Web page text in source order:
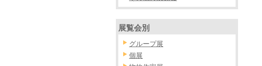
展覧会別
グループ展
個展